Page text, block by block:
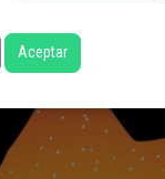
Aceptar